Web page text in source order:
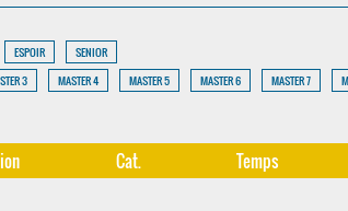
ESPOIR
SENIOR
3 MASTER 4 MASTER 5 MASTER 6 MASTER 7
Cat. Temps